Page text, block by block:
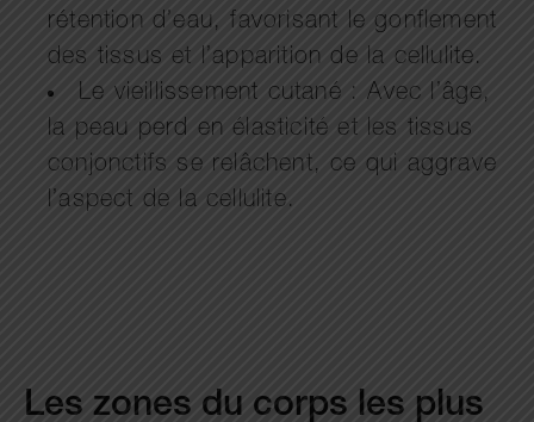
rétention d’eau, favorisant le gonflement
des tissus et l’apparition de la cellulite.
Le vieillissement cutané : Avec l’âge,
la peau perd en élasticité et les tissus
conjonctifs se relâchent, ce qui aggrave
l’aspect de la cellulite.
Les zones du corps les plus